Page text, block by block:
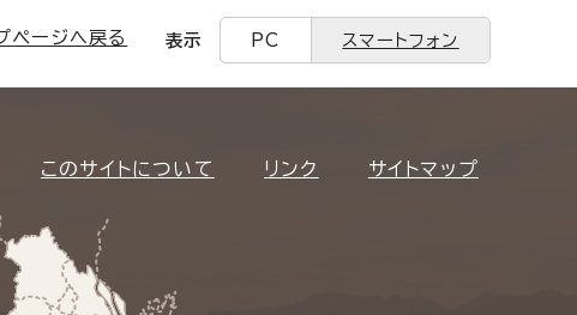
ページへ戻る 表示 PC スマートフォン
このサイトについて リンク サイトマップ